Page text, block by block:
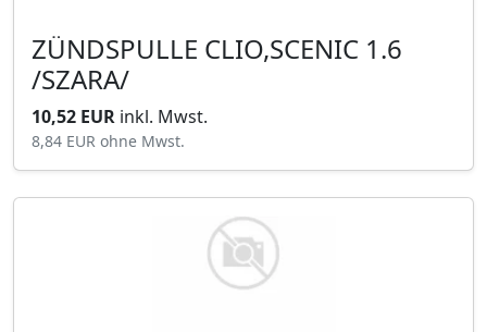
ZÜNDSPULLE CLIO,SCENIC 1.6
/SZARA/
10,52 EUR inkl. Mwst.
8,84 EUR ohne Mwst.